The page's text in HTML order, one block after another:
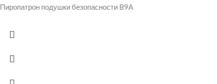
Пиропатрон подушки безопасности B9A